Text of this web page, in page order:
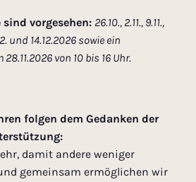
sind vorgesehen: 26.10., 2.11., 9.11.,
und 14.12.2026 sowie ein
von 10 bis 16 Uhr.
folgen dem Gedanken der
damit andere weniger
gemeinsam ermöglichen wir